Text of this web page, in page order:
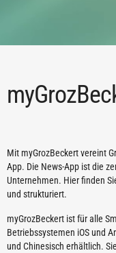
Mit myGrozBeckert vereint
App. Die News-App ist die
Unternehmen. Hier finden
und strukturiert.
myGrozBeckert ist für alle
Betriebssystemen iOS und
und Chinesisch erhältlich.